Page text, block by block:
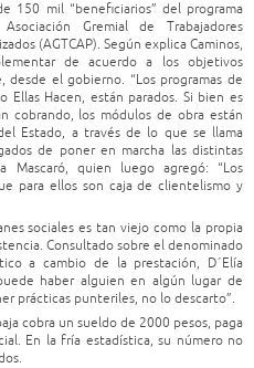
150 mil “beneficiarios” del programa
Gremial de Trabajadores
(AGTCAP). Según explica Caminos,
de acuerdo a los objetivos
desde el gobierno. “Los programas de
Ellas Hacen, están parados. Si bien es
cobrando, los módulos de obra están
Estado, a través de lo que se llama
de poner en marcha las distintas
Mascaró, quien luego agregó: “Los
para ellos son caja de clientelismo y
sociales es tan viejo como la propia
Consultado sobre el denominado
a cambio de la prestación, D´Elía
haber alguien en algún lugar de
prácticas punteriles, no lo descarto”.
cobra un sueldo de 2000 pesos, paga
En la fría estadística, su número no